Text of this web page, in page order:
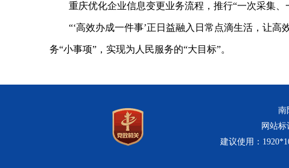
重庆优化企业信息变更业务流程，推行“一次采集、
“‘高效办成一件事’正日益融入日常点滴生活，让高
务“小事项”，实现为人民服务的“大目标”。
南
网站标
建议使用：